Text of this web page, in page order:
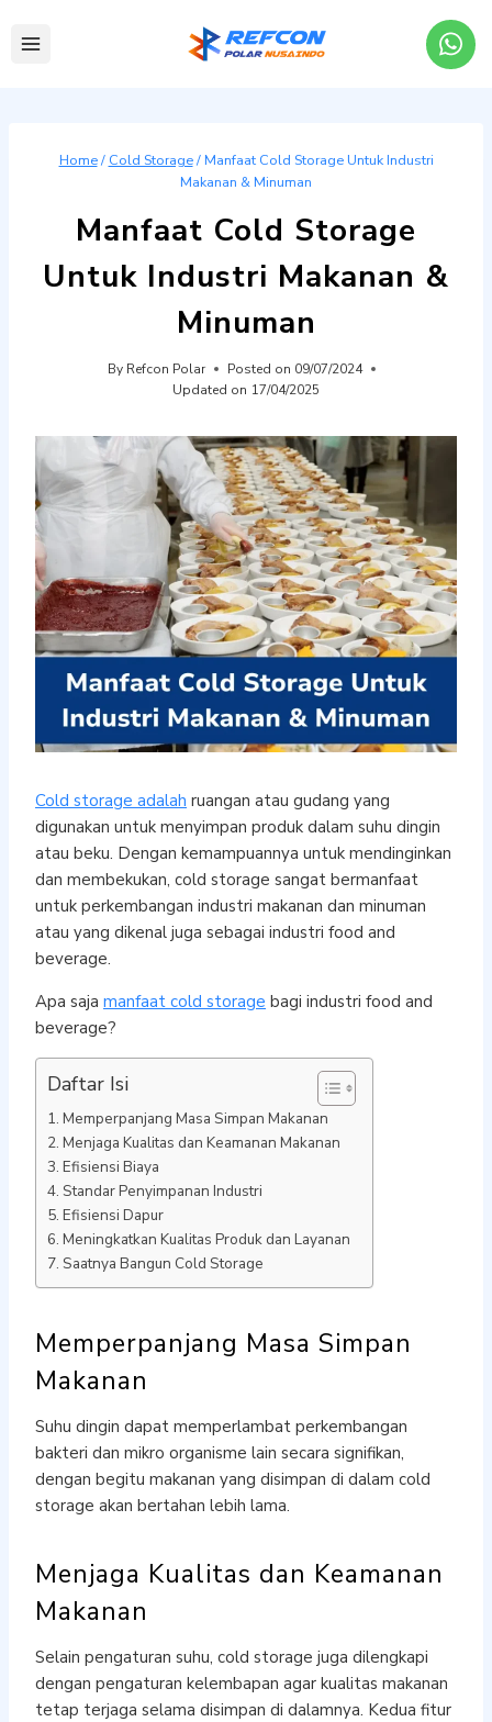
Home/ Cold Storage/Manfaat Cold Storage Untuk Industri
Makanan & Minuman
Manfaat Cold Storage
Untuk Industri Makanan &
Minuman
By Refcon Polar Posted on 09/07/2024
Updated on 17/04/2025
Cold storage adalah ruangan atau gudang yang
digunakan untuk menyimpan produk dalam suhu dingin
atau beku. Dengan kemampuannya untuk mendinginkan
dan membekukan, cold storage sangat bermanfaat
untuk perkembangan industri makanan dan minuman
atau yang dikenal juga sebagai industri food and
beverage.
Apa saja manfaat cold storage bagi industri food and
beverage?
Daftar Isi
Memperpanjang Masa Simpan Makanan
Menjaga Kualitas dan Keamanan Makanan
Efisiensi Biaya
Standar Penyimpanan Industri
Efisiensi Dapur
Meningkatkan Kualitas Produk dan Layanan
Saatnya Bangun Cold Storage
Memperpanjang Masa Simpan
Makanan
Suhu dingin dapat memperlambat perkembangan
bakteri dan mikro organisme lain secara signifikan,
dengan begitu makanan yang disimpan di dalam cold
storage akan bertahan lebih lama.
Menjaga Kualitas dan Keamanan
Makanan
Selain pengaturan suhu, cold storage juga dilengkapi
dengan pengaturan kelembapan agar kualitas makanan
tetap terjaga selama disimpan di dalamnya. Kedua fitur